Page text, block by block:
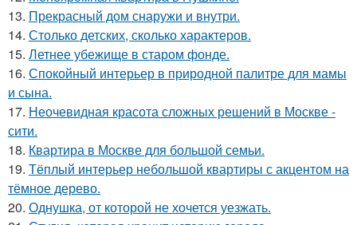
13. Прекрасный дом снаружи и внутри.
14. Столько детских, сколько характеров.
15. Летнее убежище в старом фонде.
16. Спокойный интерьер в природной палитре для мамы
и сына.
17. Неочевидная красота сложных решений в Москве -
сити.
18. Квартира в Москве для большой семьи.
19. Тёплый интерьер небольшой квартиры с акцентом на
тёмное дерево.
20. Однушка, от которой не хочется уезжать.